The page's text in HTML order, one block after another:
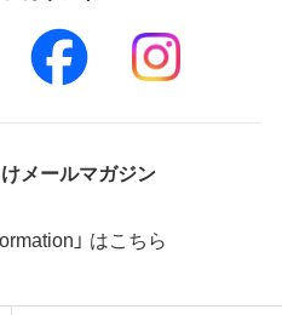
メールマガジン
」 はこちら